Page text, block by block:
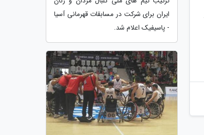
ایران برای شرکت در مسابقات قهرمانی آسیا
- پاسیفیک اعلام شد.